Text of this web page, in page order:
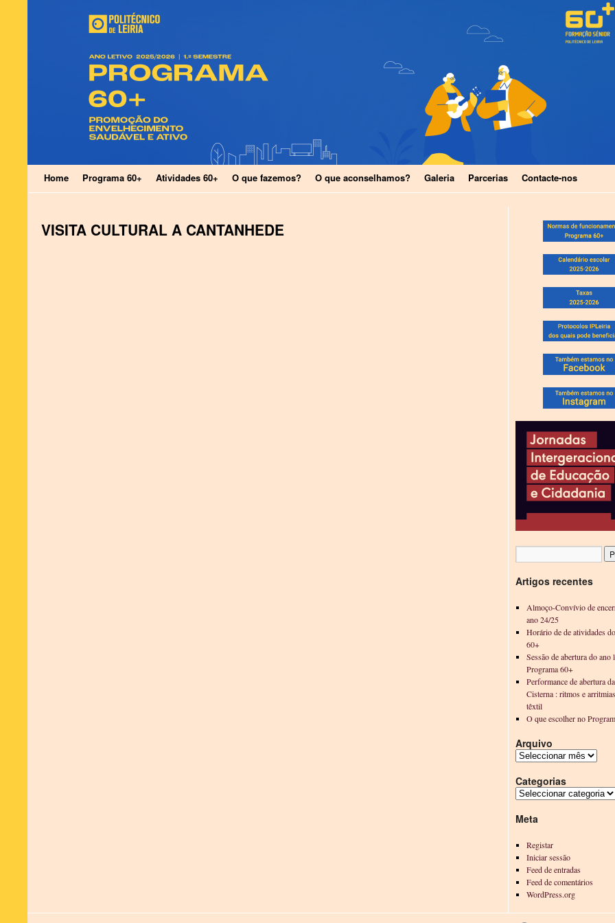
Home Programa 60+ Atividades 60+ O que fazemos? O que aconselhamos? Galeria Parcerias Contacte-nos
VISITA CULTURAL A CANTANHEDE
Artigos recentes
Almoço-Convívio de
ano 24/25
Horário de de atividades
60+
Sessão de abertura do ano
Programa 60+
Performance de abertura
Cisterna : ritmos e
têxtil
O que escolher no
Arquivo
Categorias
Meta
Registar
Iniciar sessão
Feed de entradas
Feed de comentários
WordPress.org